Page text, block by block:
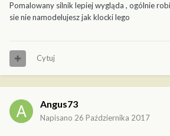
Pomalowany silnik lepiej wygląda , ogólnie
sie nie namodelujesz jak klocki lego
Cytuj
Angus73
Napisano 26 Października 2017